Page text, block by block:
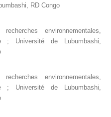
RD Congo
environnementales,
; Université de Lubumbashi,
environnementales,
; Université de Lubumbashi,